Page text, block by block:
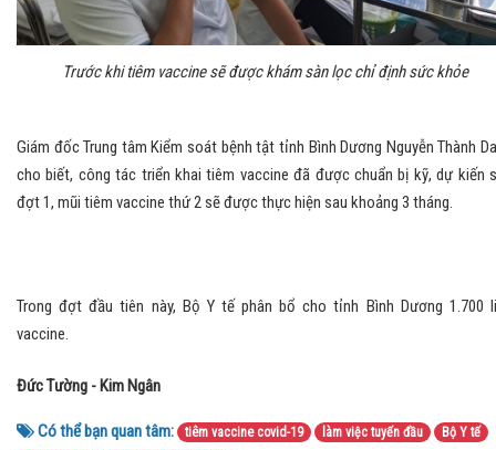
Trước khi tiêm vaccine sẽ được khám sàn lọc chỉ định sức khỏe
Giám đốc Trung tâm Kiểm soát bệnh tật tỉnh Bình Dương Nguyễn Thành
cho biết, công tác triển khai tiêm vaccine đã được chuẩn bị kỹ, dự kiến
đợt 1, mũi tiêm vaccine thứ 2 sẽ được thực hiện sau khoảng 3 tháng.
Trong đợt đầu tiên này, Bộ Y tế phân bổ cho tỉnh Bình Dương 1.700
vaccine.
Đức Tường - Kim Ngân
Có thể bạn quan tâm: tiêm vaccine covid-19 làm việc tuyến đầu
Bộ Y tế